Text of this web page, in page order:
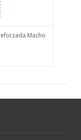
Macho